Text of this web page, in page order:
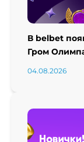
В belbet
Гром
04.08.2026